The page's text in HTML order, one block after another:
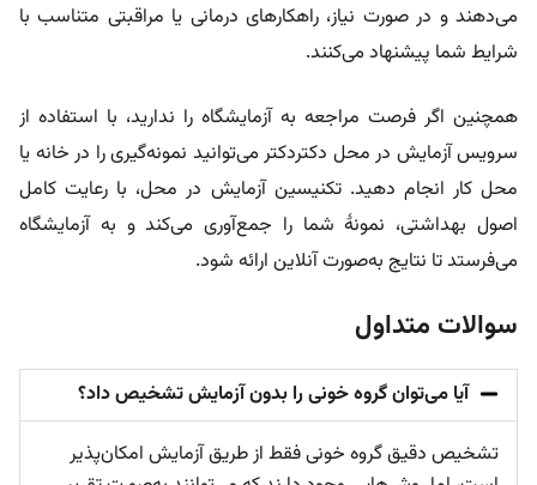
می‌دهند و در صورت نیاز، راهکارهای درمانی یا مراقبتی متناسب با
شرایط شما پیشنهاد می‌کنند.
همچنین اگر فرصت مراجعه به آزمایشگاه را ندارید، با استفاده از
سرویس آزمایش در محل دکتردکتر می‌توانید نمونه‌گیری را در خانه یا
محل کار انجام دهید. تکنیسین آزمایش در محل، با رعایت کامل
اصول بهداشتی، نمونهٔ شما را جمع‌آوری می‌کند و به آزمایشگاه
می‌فرستد تا نتایج به‌صورت آنلاین ارائه شود.
سوالات متداول
آیا می‌توان گروه خونی را بدون آزمایش تشخیص داد؟
تشخیص دقیق گروه خونی فقط از طریق آزمایش امکان‌پذیر